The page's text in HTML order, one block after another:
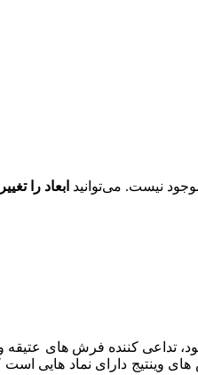
نیست. می‌توانید ابعاد را
تداعی کننده فرش های
دارای نماد هایی است